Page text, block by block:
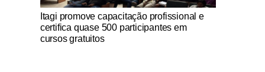
Notícias Católicas
Itagi promove capacitação profissional e
certifica quase 500 participantes em
cursos gratuitos